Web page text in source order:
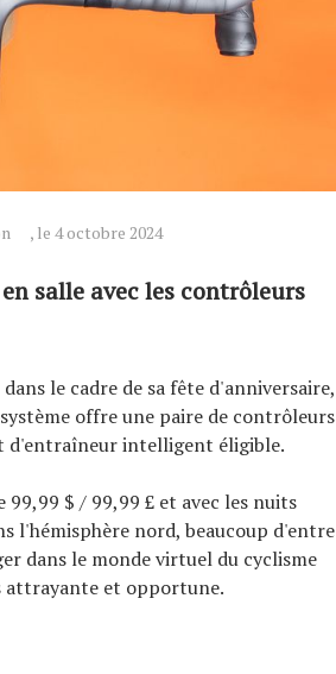
, le 4 octobre 2024
salle avec les contrôleurs
le cadre de sa fête d'anniversaire,
offre une paire de contrôleurs
d'entraîneur intelligent éligible.
$ / 99,99 £ et avec les nuits
l'hémisphère nord, beaucoup d'entre
dans le monde virtuel du cyclisme
attrayante et opportune.